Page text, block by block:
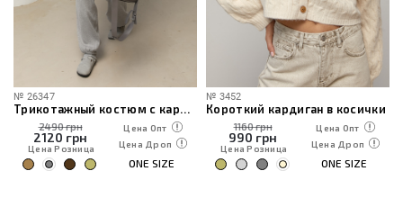
№ 26347
Трикотажный костюм с кардиганом, топом и брюками
2490 грн
2120 грн
Цена Розница
Цена Опт
Цена Дроп
ONE SIZE
№ 3452
Короткий кардиган в косички
1160 грн
990 грн
Цена Розница
Цена Опт
Цена Дроп
ONE SIZE